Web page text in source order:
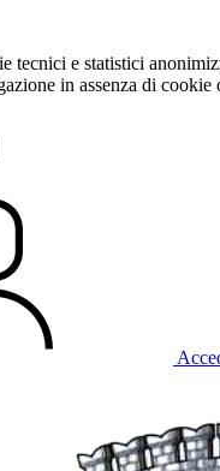
tecnici e statistici
in assenza di